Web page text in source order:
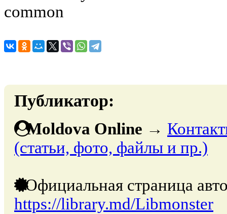
common
Публикатор:
Moldova Online →
(статьи, фото, файлы и пр.)
Официальная страница
https://library.md/Libmonster